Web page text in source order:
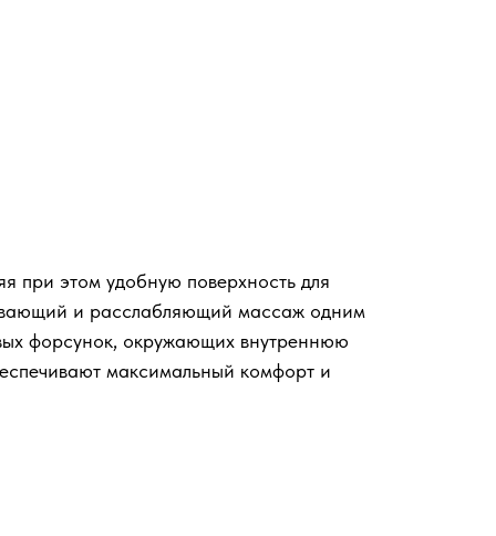
при этом удобную поверхность для
и расслабляющий массаж одним
форсунок, окружающих внутреннюю
максимальный комфорт и